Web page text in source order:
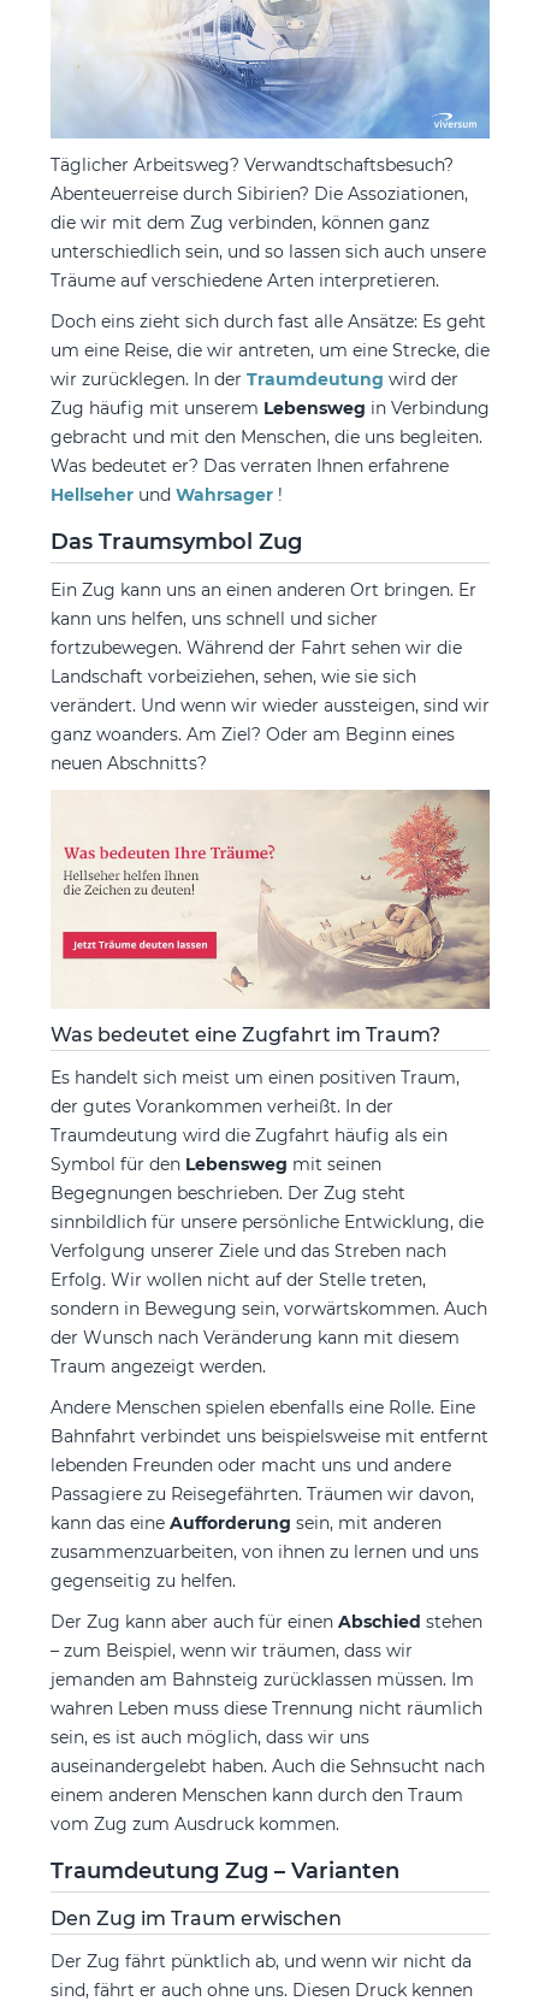
Täglicher Arbeitsweg? Verwandtschaftsbesuch?
Abenteuerreise durch Sibirien? Die Assoziationen,
die wir mit dem Zug verbinden, können ganz
unterschiedlich sein, und so lassen sich auch unsere
Träume auf verschiedene Arten interpretieren.
Doch eins zieht sich durch fast alle Ansätze: Es geht
um eine Reise, die wir antreten, um eine Strecke, die
wir zurücklegen. In der Traumdeutung wird der
Zug häufig mit unserem Lebensweg in Verbindung
gebracht und mit den Menschen, die uns begleiten.
Was bedeutet er? Das verraten Ihnen erfahrene
Hellseher und Wahrsager !
Das Traumsymbol Zug
Ein Zug kann uns an einen anderen Ort bringen. Er
kann uns helfen, uns schnell und sicher
fortzubewegen. Während der Fahrt sehen wir die
Landschaft vorbeiziehen, sehen, wie sie sich
verändert. Und wenn wir wieder aussteigen, sind wir
ganz woanders. Am Ziel? Oder am Beginn eines
neuen Abschnitts?
Was bedeutet eine Zugfahrt im Traum?
Es handelt sich meist um einen positiven Traum,
der gutes Vorankommen verheißt. In der
Traumdeutung wird die Zugfahrt häufig als ein
Symbol für den Lebensweg mit seinen
Begegnungen beschrieben. Der Zug steht
sinnbildlich für unsere persönliche Entwicklung, die
Verfolgung unserer Ziele und das Streben nach
Erfolg. Wir wollen nicht auf der Stelle treten,
sondern in Bewegung sein, vorwärtskommen. Auch
der Wunsch nach Veränderung kann mit diesem
Traum angezeigt werden.
Andere Menschen spielen ebenfalls eine Rolle. Eine
Bahnfahrt verbindet uns beispielsweise mit entfernt
lebenden Freunden oder macht uns und andere
Passagiere zu Reisegefährten. Träumen wir davon,
kann das eine Aufforderung sein, mit anderen
zusammenzuarbeiten, von ihnen zu lernen und uns
gegenseitig zu helfen.
Der Zug kann aber auch für einen Abschied stehen
– zum Beispiel, wenn wir träumen, dass wir
jemanden am Bahnsteig zurücklassen müssen. Im
wahren Leben muss diese Trennung nicht räumlich
sein, es ist auch möglich, dass wir uns
auseinandergelebt haben. Auch die Sehnsucht nach
einem anderen Menschen kann durch den Traum
vom Zug zum Ausdruck kommen.
Traumdeutung Zug – Varianten
Den Zug im Traum erwischen
Der Zug fährt pünktlich ab, und wenn wir nicht da
sind, fährt er auch ohne uns. Diesen Druck kennen